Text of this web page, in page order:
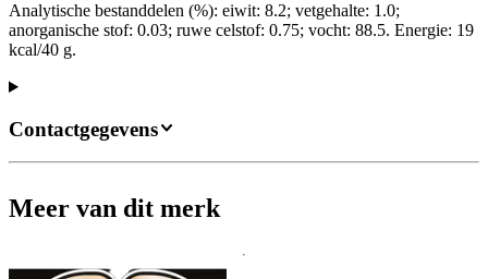
Analytische bestanddelen (%): eiwit: 8.2; vetgehalte: 1.0;
anorganische stof: 0.03; ruwe celstof: 0.75; vocht: 88.5. Energie: 19
kcal/40 g.
Contactgegevens
Meer van dit merk